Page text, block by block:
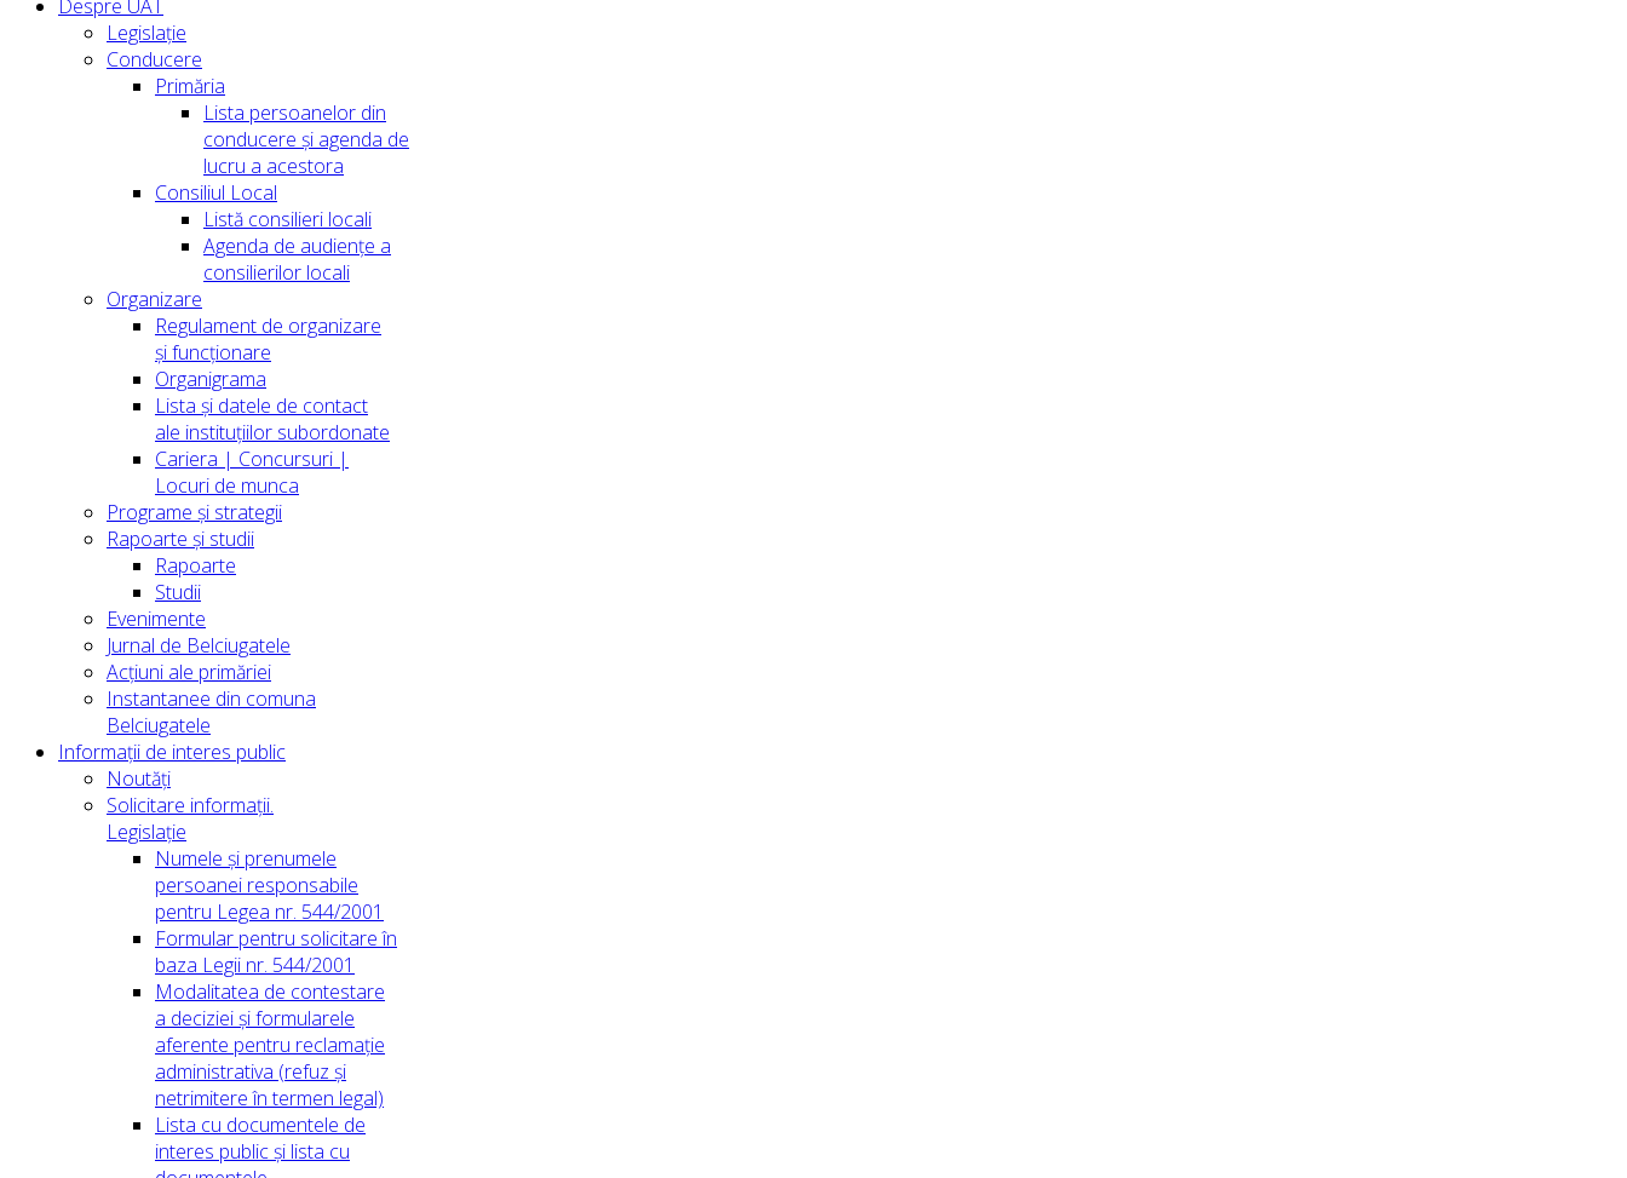
Despre UAT
Legislație
Conducere
Primăria
Lista persoanelor din
conducere şi agenda de
lucru a acestora
Consiliul Local
Listă consilieri locali
Agenda de audiențe a
consilierilor locali
Organizare
Regulament de organizare
și funcționare
Organigrama
Lista și datele de contact
ale instituțiilor subordonate
Cariera | Concursuri |
Locuri de munca
Programe și strategii
Rapoarte și studii
Rapoarte
Studii
Evenimente
Jurnal de Belciugatele
Acțiuni ale primăriei
Instantanee din comuna
Belciugatele
Informații de interes public
Noutăți
Solicitare informații.
Legislație
Numele și prenumele
persoanei responsabile
pentru Legea nr. 544/2001
Formular pentru solicitare în
baza Legii nr. 544/2001
Modalitatea de contestare
a deciziei și formularele
aferente pentru reclamație
administrativa (refuz și
netrimitere în termen legal)
Lista cu documentele de
interes public și lista cu